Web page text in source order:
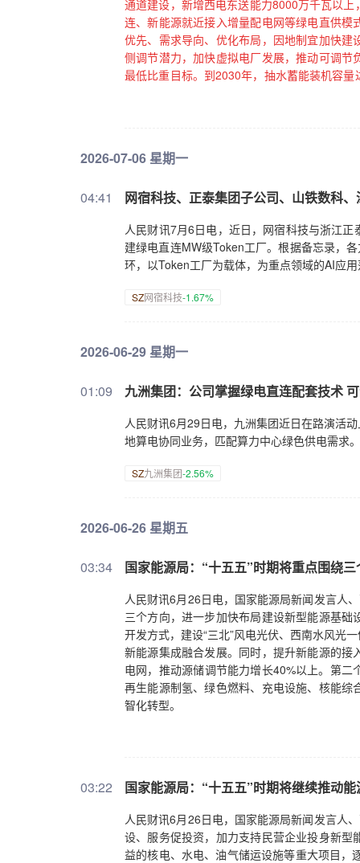
通道建设，新增西电东送能力8000万千瓦以
连、新能源就近接入增量配电网等绿电直供
优先、需求导向、优化布局，因地制宜加快
侧调节潜力，加快虚拟电厂发展，推动可调
最低比重目标。到2030年，抽水蓄能装机容
2026-07-06 星期一
04:41 网宿科技、正泰集团子公司、山铁数科
人民财讯7月6日电，近日，网宿科技与浙江
建绿电直连MW级Token工厂。根据备忘录，
环，以Token工厂为载体，为重点领域的AI应
SZ网宿科技-1.67%
2026-06-29 星期一
01:09 九洲集团：公司掌握绿电直连配套技术
人民财讯6月29日电，九洲集团近日在路演活
地算电协同业务，匹配算力中心绿色供电需求
SZ九洲集团-2.56%
2026-06-26 星期五
03:34 国家能源局：“十五五”时期将重点围绕
人民财讯6月26日电，国家能源局新闻发言人
三个方向，进一步加快布局建设新型能源基
开发方式，建设“三北”风电光伏、西南水风光
新能源集成融合发展。同时，提升新能源的
电网，推动源储调节能力增长40%以上。第
再生能源制氢、绿色燃料、充电设施、核能
智化转型。
03:22 国家能源局：“十五五”时期将继续推动
人民财讯6月26日电，国家能源局新闻发言人
设、服务促投资，加力支持民营企业投身新
益的核电、水电、油气储运设施等重大项目